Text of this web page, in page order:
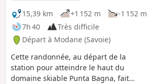
15,39 km
+1 152 m
-1 152 m
7h 40
Très difficile
Départ à Modane (Savoie)
Cette randonnée, au départ de la
station pour atteindre le haut du
domaine skiable Punta Bagna, fait